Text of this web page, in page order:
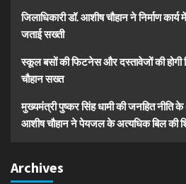
जिलाधिकारी डॉ. आशीष चौहान ने निर्माण
जताई सख्ती
स्कूल बसों की फिटनेस और दस्तावेजों की होगी
चौहान सख्त
मुख्यमंत्री पुष्कर सिंह धामी की जनहित नीति
आशीष चौहान ने पेयजल के अत्यधिक बिल की
Archives